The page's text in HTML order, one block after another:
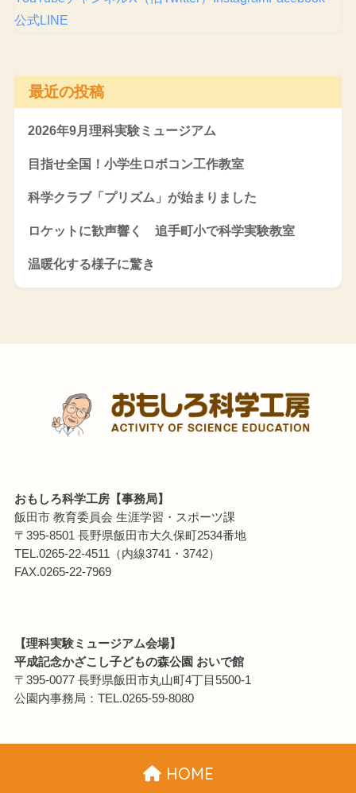
公式LINE
最近の投稿
2026年9月理科実験ミュージアム
目指せ全国！小学生ロボコン工作教室
科学クラブ「プリズム」が始まりました
ロケットに歓声響く 追手町小で科学実験教室
温暖化する様子に驚き
おもしろ科学工房【事務局】
飯田市 教育委員会 生涯学習・スポーツ課
〒395-8501 長野県飯田市大久保町2534番地
TEL.0265-22-4511（内線3741・3742）
FAX.0265-22-7969
【理科実験ミュージアム会場】
平成記念かざこし子どもの森公園 おいで館
〒395-0077 長野県飯田市丸山町4丁目5500-1
公園内事務局：TEL.0265-59-8080
HOME